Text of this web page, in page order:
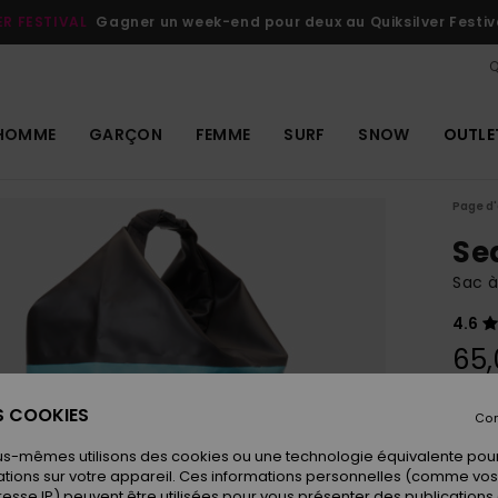
FESTIVAL Gagner un week-end pour deux au Quiksilver
GARÇON FEMME SURF SNOW
Page
Sac
4.6
COOKIES
mêmes utilisons des cookies ou une technologie équivalente
sur votre appareil. Ces informations personnelles (comme